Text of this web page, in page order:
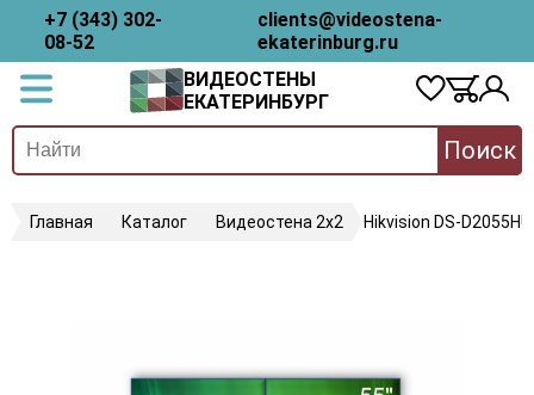
+7 (343) 302-
08-52
clients@videostena-
ekaterinburg.ru
ВИДЕОСТЕНЫ
ЕКАТЕРИНБУРГ
Поиск
Главная Каталог Видеостена 2x2 Hikvision DS-